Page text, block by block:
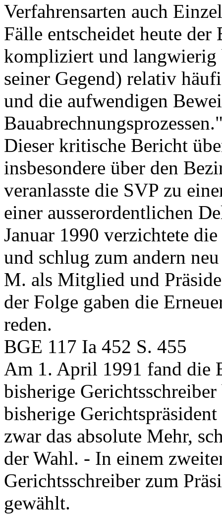
Verfahrensarten auch
Fälle entscheidet heute
kompliziert und langwierig
seiner Gegend) relativ
und die aufwendigen
Dieser kritische Bericht
insbesondere über den
veranlasste die SVP zu
einer ausserordentlichen
Januar 1990 verzichtete
und schlug zum andern
M. als Mitglied und
der Folge gaben die
reden.
BGE 117 Ia 452 S. 455
Am 1. April 1991 fand die
bisherige
bisherige
zwar das absolute Mehr,
der Wahl. - In einem
Gerichtsschreiber zum
gewählt.